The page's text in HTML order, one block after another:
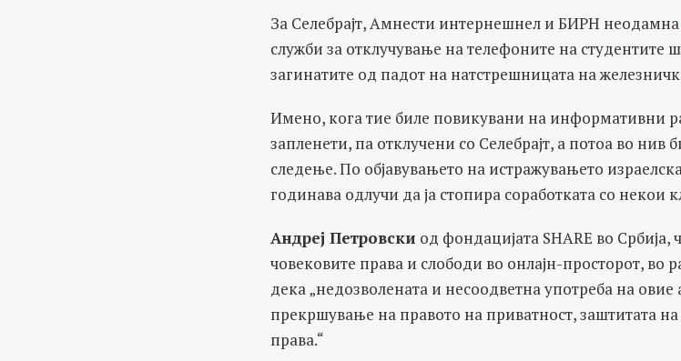
За Селeбрајт, Амнести интернешнел и БИРН неодамна
служби за отклучување на телефоните на студентите
загинатите од падот на натстрешницата на
Имено, кога тие биле повикувани на информативни
запленети, па отклучени со Селебрајт, а потоа во нив
следење. По објавувањето на истражувањето
годинава одлучи да ја стопира соработката со некои
Андреј Петровски од фондацијата SHARE во
човековите права и слободи во онлајн-просторот, во
дека „недозволената и несоодветна употреба на овие
прекршување на правото на приватност, заштитата
права.“